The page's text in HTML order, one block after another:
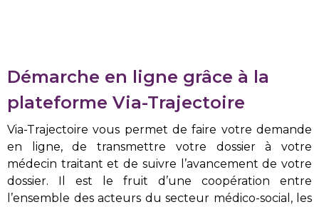
Démarche en ligne grâce à la
plateforme Via-Trajectoire
Via-Trajectoire vous permet de faire votre demande
en ligne, de transmettre votre dossier à votre
médecin traitant et de suivre l’avancement de votre
dossier. Il est le fruit d’une coopération entre
l’ensemble des acteurs du secteur médico-social, les